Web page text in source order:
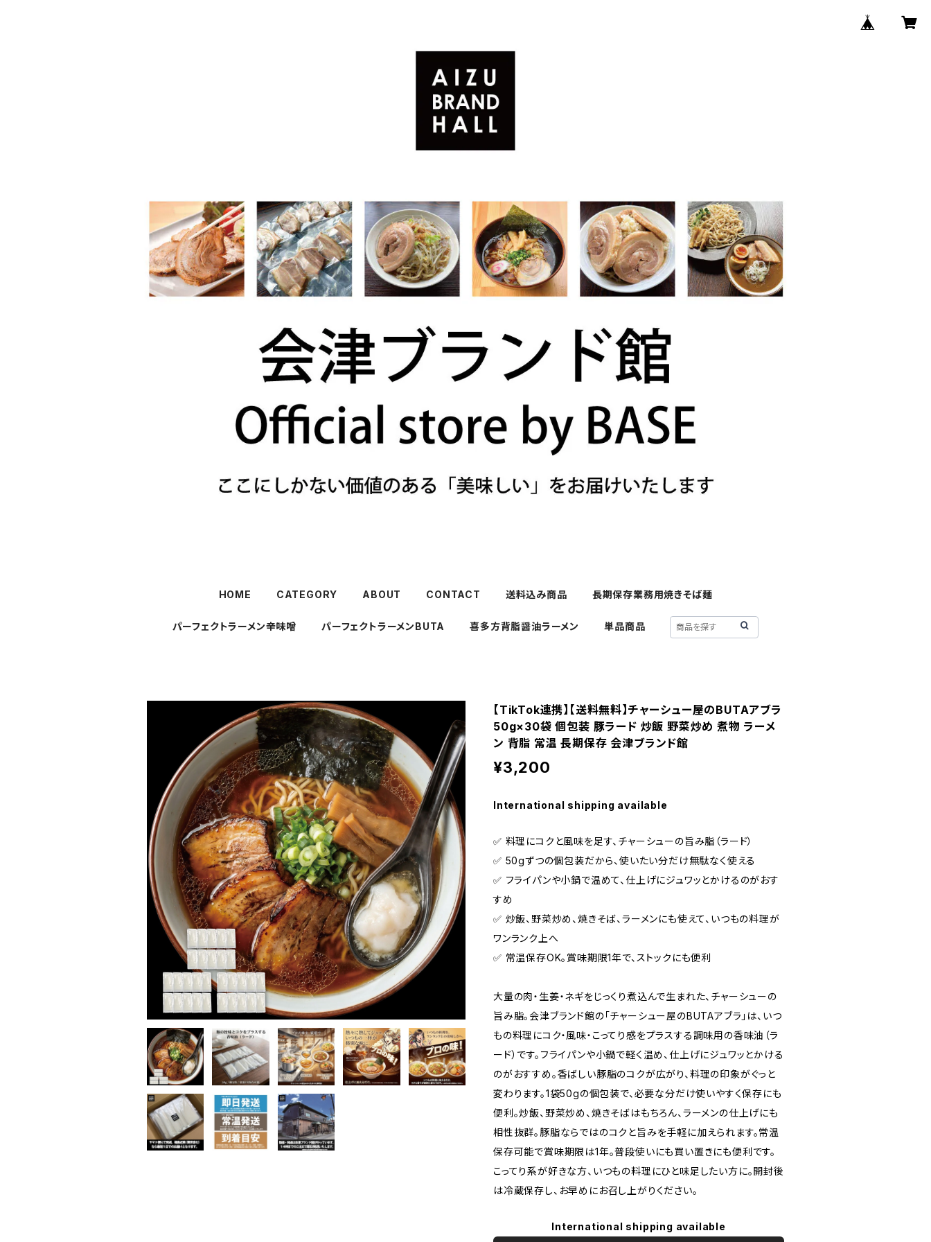
HOME CATEGORY ABOUT CONTACT 送料込み商品 長期保存業務用焼きそば麺
パーフェクトラーメン辛味噌 パーフェクトラーメンBUTA 喜多方背脂醤油ラーメン 単品商品
【TikTok連携】【送料無料】チャーシュー屋のBUTAアブラ
50g×30袋 個包装 豚ラード 炒飯 野菜炒め 煮物 ラーメ
ン 背脂 常温 長期保存 会津ブランド館
¥3,200
International shipping available
✅️ 料理にコクと風味を足す、チャーシューの旨み脂（ラード）
✅️ 50gずつの個包装だから、使いたい分だけ無駄なく使える
✅️ フライパンや小鍋で温めて、仕上げにジュワッとかけるのがおす
すめ
✅️ 炒飯、野菜炒め、焼きそば、ラーメンにも使えて、いつもの料理が
ワンランク上へ
✅️ 常温保存OK。賞味期限1年で、ストックにも便利
大量の肉・生姜・ネギをじっくり煮込んで生まれた、チャーシューの
旨み脂。会津ブランド館の「チャーシュー屋のBUTAアブラ」は、いつ
もの料理にコク・風味・こってり感をプラスする調味用の香味油（ラ
ード）です。フライパンや小鍋で軽く温め、仕上げにジュワッとかける
のがおすすめ。香ばしい豚脂のコクが広がり、料理の印象がぐっと
変わります。1袋50gの個包装で、必要な分だけ使いやすく保存にも
便利。炒飯、野菜炒め、焼きそばはもちろん、ラーメンの仕上げにも
相性抜群。豚脂ならではのコクと旨みを手軽に加えられます。常温
保存可能で賞味期限は1年。普段使いにも買い置きにも便利です。
こってり系が好きな方、いつもの料理にひと味足したい方に。開封後
は冷蔵保存し、お早めにお召し上がりください。
International shipping available